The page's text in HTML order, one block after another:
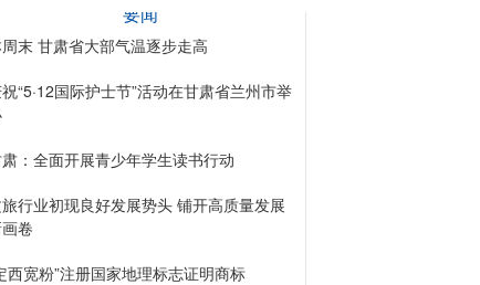
要闻
末 甘肃省大部气温逐步走高
“5·12国际护士节”活动在甘肃省兰州市举
：全面开展青少年学生读书行动
行业初现良好发展势头 铺开高质量发展
卷
西宽粉”注册国家地理标志证明商标